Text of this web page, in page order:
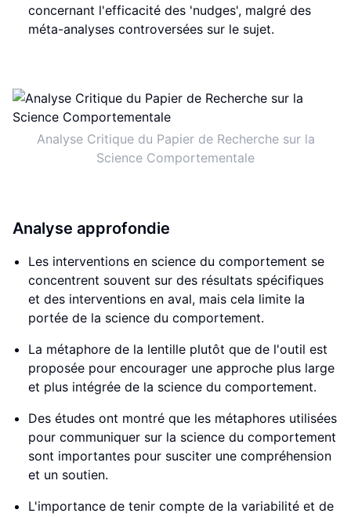
concernant l'efficacité des 'nudges', malgré des
méta-analyses controversées sur le sujet.
Analyse Critique du Papier de Recherche sur la
Science Comportementale
Analyse approfondie
Les interventions en science du comportement se
concentrent souvent sur des résultats spécifiques
et des interventions en aval, mais cela limite la
portée de la science du comportement.
La métaphore de la lentille plutôt que de l'outil est
proposée pour encourager une approche plus large
et plus intégrée de la science du comportement.
Des études ont montré que les métaphores utilisées
pour communiquer sur la science du comportement
sont importantes pour susciter une compréhension
et un soutien.
L'importance de tenir compte de la variabilité et de